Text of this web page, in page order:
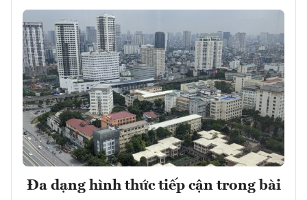
Đa dạng hình thức tiếp cận trong bài